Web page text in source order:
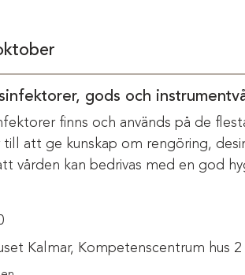
gods och
finns och används på de
att ge kunskap om rengöring,
vården kan bedrivas med en god
Kalmar, Kompetenscentrum hus